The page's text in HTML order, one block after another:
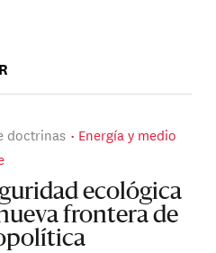
doctrinas
Energía y medio
ecológica
frontera de